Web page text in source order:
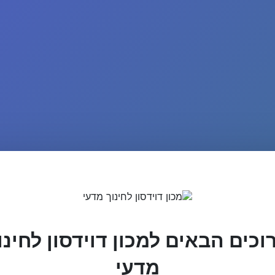
הבאים למכון דוידסון
מדעי